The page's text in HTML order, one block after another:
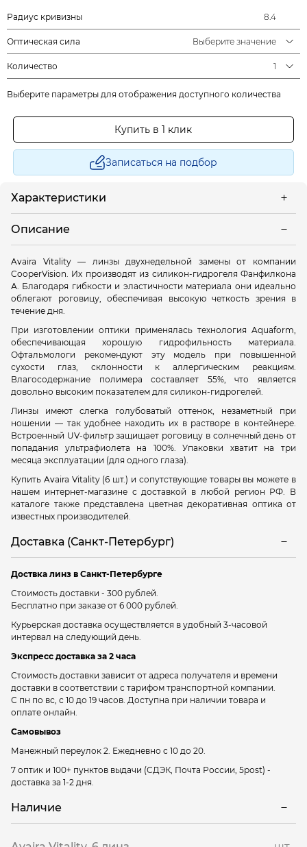
Радиус кривизны 8.4
Оптическая сила Выберите значение
Количество 1
Выберите параметры для отображения доступного количества
Купить в 1 клик
Записаться на подбор
Характеристики
Описание
Avaira Vitality — линзы двухнедельной замены от компании
CooperVision. Их производят из силикон-гидрогеля Фанфилкона
А. Благодаря гибкости и эластичности материала они идеально
облегают роговицу, обеспечивая высокую четкость зрения в
течение дня.
При изготовлении оптики применялась технология Aquaform,
обеспечивающая хорошую гидрофильность материала.
Офтальмологи рекомендуют эту модель при повышенной
сухости глаз, склонности к аллергическим реакциям.
Влагосодержание полимера составляет 55%, что является
довольно высоким показателем для силикон-гидрогелей.
Линзы имеют слегка голубоватый оттенок, незаметный при
ношении — так удобнее находить их в растворе в контейнере.
Встроенный UV-фильтр защищает роговицу в солнечный день от
попадания ультрафиолета на 100%. Упаковки хватит на три
месяца эксплуатации (для одного глаза).
Купить Avaira Vitality (6 шт.) и сопутствующие товары вы можете в
нашем интернет-магазине с доставкой в любой регион РФ. В
каталоге также представлена цветная декоративная оптика от
известных производителей.
Доставка (Санкт-Петербург)
Доствка линз в Санкт-Петербурге
Стоимость доставки - 300 рублей.
Бесплатно при заказе от 6 000 рублей.
Курьерская доставка осуществляется в удобный 3-часовой
интервал на следующий день.
Экспресс доставка за 2 часа
Стоимость доставки зависит от адреса получателя и времени
доставки в соответствии с тарифом транспортной компании.
С пн по вс, с 10 до 19 часов. Доступна при наличии товара и
оплате онлайн.
Самовывоз
Манежный переулок 2. Ежедневно с 10 до 20.
7 оптик и 100+ пунктов выдачи (СДЭК, Почта России, 5post) -
доставка за 1-2 дня.
Наличие